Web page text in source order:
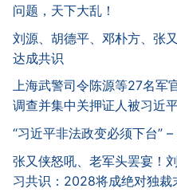
问题，天下大乱！
刘源、胡德平、邓朴方、张
达成共识
上海武警司令陈源等27名军
调查并集中关押证人被习近
“习近平非法政变必须下台”
张又侠怒吼、老军头罢宴！
习共识：2028将成绝对独裁